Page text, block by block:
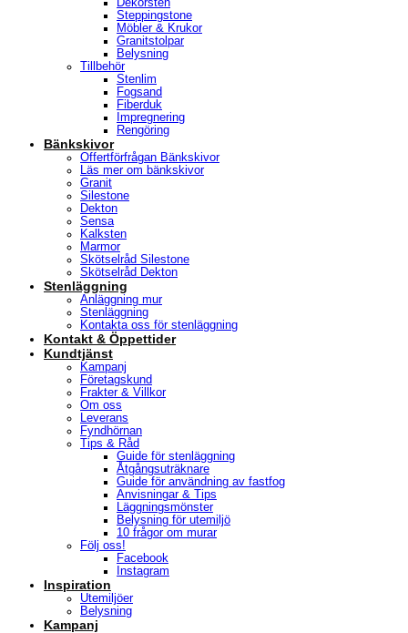
Steppingstone
Möbler & Krukor
Granitstolpar
Belysning
Tillbehör
Stenlim
Fogsand
Fiberduk
Impregnering
Rengöring
Bänkskivor
Offertförfrågan Bänkskivor
Läs mer om bänkskivor
Granit
Silestone
Dekton
Sensa
Kalksten
Marmor
Skötselråd Silestone
Skötselråd Dekton
Stenläggning
Anläggning mur
Stenläggning
Kontakta oss för stenläggning
Kontakt & Öppettider
Kundtjänst
Kampanj
Företagskund
Frakter & Villkor
Om oss
Leverans
Fyndhörnan
Tips & Råd
Guide för stenläggning
Åtgångsuträknare
Guide för användning av fastfog
Anvisningar & Tips
Läggningsmönster
Belysning för utemiljö
10 frågor om murar
Följ oss!
Facebook
Instagram
Inspiration
Utemiljöer
Belysning
Kampanj